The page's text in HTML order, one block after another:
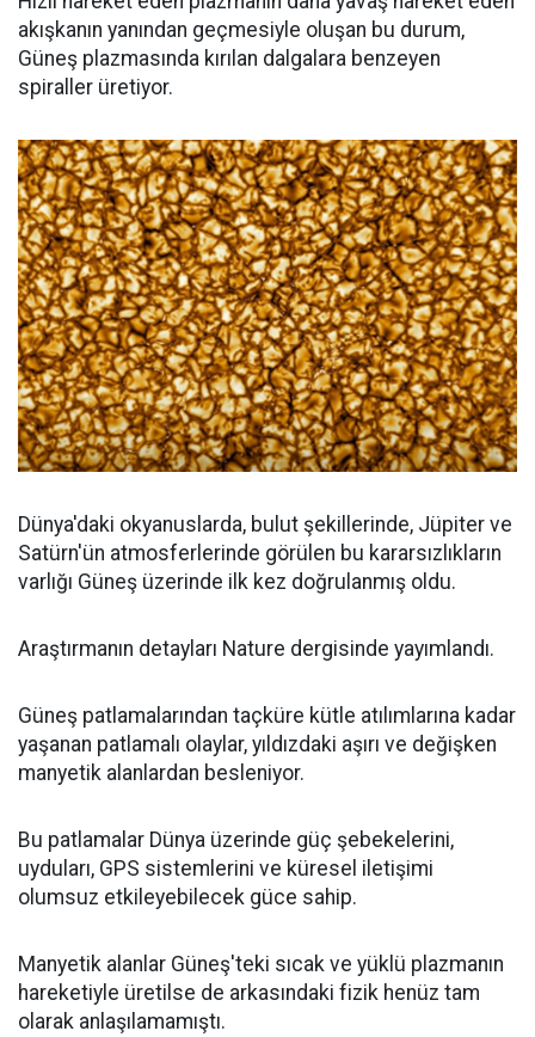
akışkanın yanından geçmesiyle oluşan bu durum,
Güneş plazmasında kırılan dalgalara benzeyen
spiraller üretiyor.
Dünya'daki okyanuslarda, bulut şekillerinde, Jüpiter ve
Satürn'ün atmosferlerinde görülen bu kararsızlıkların
varlığı Güneş üzerinde ilk kez doğrulanmış oldu.
Araştırmanın detayları Nature dergisinde yayımlandı.
Güneş patlamalarından taçküre kütle atılımlarına kadar
yaşanan patlamalı olaylar, yıldızdaki aşırı ve değişken
manyetik alanlardan besleniyor.
Bu patlamalar Dünya üzerinde güç şebekelerini,
uyduları, GPS sistemlerini ve küresel iletişimi
olumsuz etkileyebilecek güce sahip.
Manyetik alanlar Güneş'teki sıcak ve yüklü plazmanın
hareketiyle üretilse de arkasındaki fizik henüz tam
olarak anlaşılamamıştı.